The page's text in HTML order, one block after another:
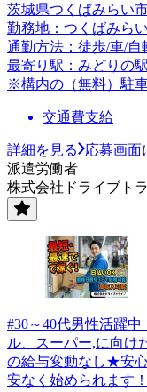
茨城県つくばみらい
勤務地：つくばみら
通勤方法：徒歩/車/自
最寄り駅：みどりの
※構内の（無料）駐
交通費支給
詳細を見る
応募画面
派遣労働者
株式会社ドライブト
#30～40代男性活躍
ル、スーパー,に向け
の給与変動なし★安
安なく始められます！